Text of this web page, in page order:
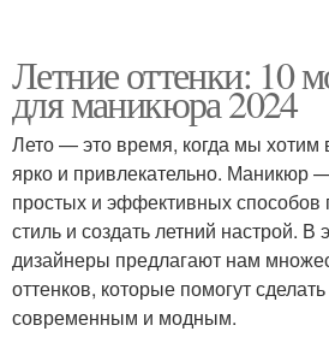
Летние оттенки: 10
для маникюра 2024
Лето — это время, когда мы хотим
ярко и привлекательно. Маникюр
простых и эффективных способов
стиль и создать летний настрой. В
дизайнеры предлагают нам
оттенков, которые помогут
современным и модным.